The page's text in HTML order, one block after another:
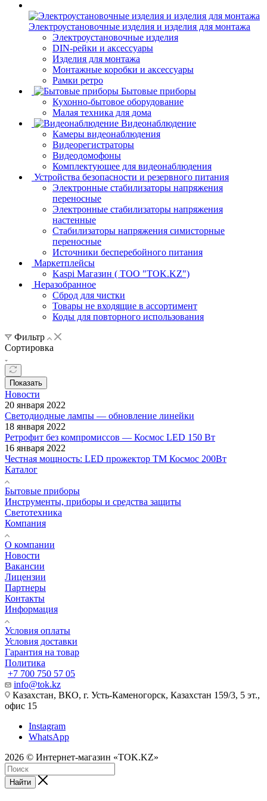
Электроустановочные изделия и изделия для монтажа
Электроустановочные изделия
DIN-рейки и аксессуары
Изделия для монтажа
Монтажные коробки и аксессуары
Рамки ретро
Бытовые приборы
Кухонно-бытовое оборудование
Малая техника для дома
Видеонаблюдение
Камеры видеонаблюдения
Видеорегистраторы
Видеодомофоны
Комплектующее для видеонаблюдения
Устройства безопасности и резервного питания
Электронные стабилизаторы напряжения
переносные
Электронные стабилизаторы напряжения
настенные
Стабилизаторы напряжения симисторные
переносные
Источники бесперебойного питания
Маркетплейсы
Kaspi Магазин ( ТОО "TOK.KZ")
Неразобранное
Сброд для чистки
Товары не входящие в ассортимент
Коды для повторного использования
Фильтр
Сортировка
Показать
Новости
20 января 2022
Светодиодные лампы — обновление линейки
18 января 2022
Ретрофит без компромиссов — Космос LED 150 Вт
16 января 2022
Честная мощность: LED прожектор ТМ Космос 200Вт
Каталог
Бытовые приборы
Инструменты, приборы и средства защиты
Светотехника
Компания
О компании
Новости
Вакансии
Лицензии
Партнеры
Контакты
Информация
Условия оплаты
Условия доставки
Гарантия на товар
Политика
+7 700 750 57 05
info@tok.kz
Казахстан, ВКО, г. Усть-Каменогорск, Казахстан 159/3, 5 эт.,
офис 15
Instagram
WhatsApp
2026 © Интернет-магазин «TOK.KZ»
Найти